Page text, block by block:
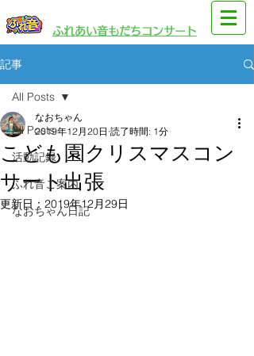
​ふれあい音もだちコンサート
記事
All Posts
活動記録
ふれ音ご案内
なおちゃん日記
All Posts
こども園クリスマスコン
サート出張
なおちゃん
2019年12月20日 読了時間: 1分
更新日： 2019年12月29日